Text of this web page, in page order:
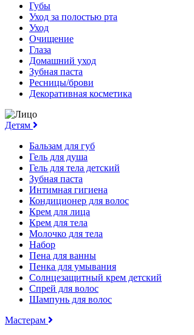
Губы
Уход за полостью рта
Уход
Очищение
Глаза
Домашний уход
Зубная паста
Ресницы/брови
Декоративная косметика
Детям
Бальзам для губ
Гель для душа
Гель для тела детский
Зубная паста
Интимная гигиена
Кондиционер для волос
Крем для лица
Крем для тела
Молочко для тела
Набор
Пена для ванны
Пенка для умывания
Солнцезащитный крем детский
Спрей для волос
Шампунь для волос
Мастерам